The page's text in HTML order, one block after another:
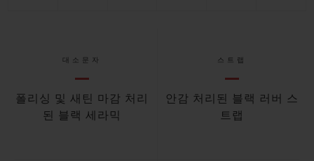
대소문자
폴리싱 및 새틴 마감 처리
된 블랙 세라믹
스트랩
안감 처리된 블랙 러버 스
트랩